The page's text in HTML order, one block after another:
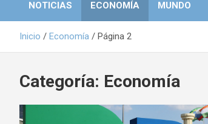
d
NOTICIAS ECONOMÍA MUNDO
Inicio Economía Página 2
Categoría: Economía